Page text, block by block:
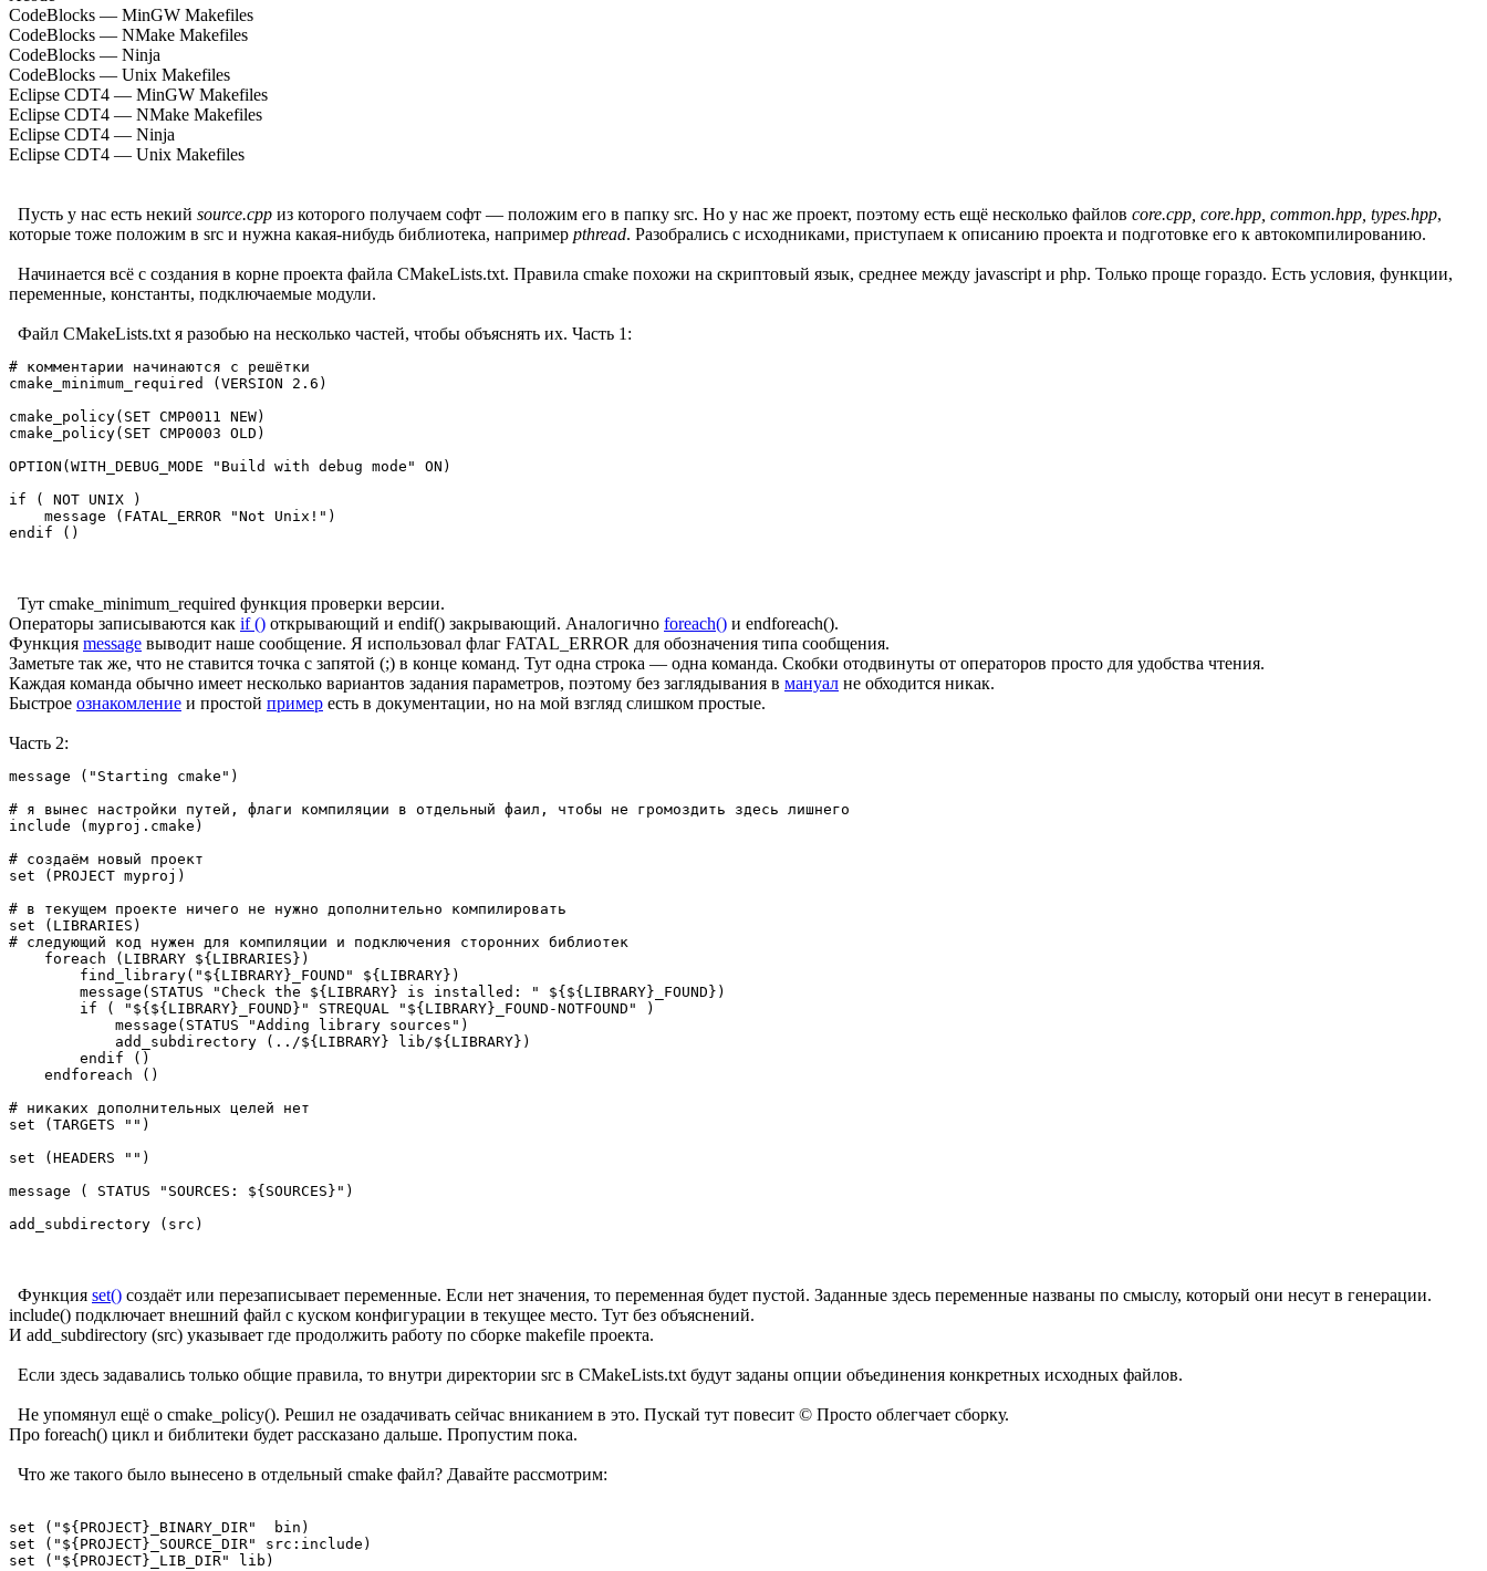
CodeBlocks — MinGW Makefiles
CodeBlocks — NMake Makefiles
CodeBlocks — Ninja
CodeBlocks — Unix Makefiles
Eclipse CDT4 — MinGW Makefiles
Eclipse CDT4 — NMake Makefiles
Eclipse CDT4 — Ninja
Eclipse CDT4 — Unix Makefiles
Пусть у нас есть некий source.cpp из которого получаем софт — положим его в папку src. Но у нас же проект, поэтому есть ещё несколько файлов core.cpp, core.hpp, common.hpp, types.hpp,
которые тоже положим в src и нужна какая-нибудь библиотека, например pthread. Разобрались с исходниками, приступаем к описанию проекта и подготовке его к автокомпилированию.
Начинается всё с создания в корне проекта файла CMakeLists.txt. Правила cmake похожи на скриптовый язык, среднее между javascript и php. Только проще гораздо. Есть условия, функции,
переменные, константы, подключаемые модули.
Файл CMakeLists.txt я разобью на несколько частей, чтобы объяснять их. Часть 1:
# комментарии начинаются с решётки
cmake_minimum_required (VERSION 2.6)
cmake_policy(SET CMP0011 NEW)
cmake_policy(SET CMP0003 OLD)
OPTION(WITH_DEBUG_MODE "Build with debug mode" ON)
if ( NOT UNIX )
    message (FATAL_ERROR "Not Unix!")
Тут cmake_minimum_required функция проверки версии.
Операторы записываются как if () открывающий и endif() закрывающий. Аналогично foreach() и endforeach().
Функция message выводит наше сообщение. Я использовал флаг FATAL_ERROR для обозначения типа сообщения.
Заметьте так же, что не ставится точка с запятой (;) в конце команд. Тут одна строка — одна команда. Скобки отодвинуты от операторов просто для удобства чтения.
Каждая команда обычно имеет несколько вариантов задания параметров, поэтому без заглядывания в мануал не обходится никак.
Быстрое ознакомление и простой пример есть в документации, но на мой взгляд слишком простые.
Часть 2:
message ("Starting cmake")
# я вынес настройки путей, флаги компиляции в отдельный фаил, чтобы не громоздить здесь лишнего
include (myproj.cmake)
# создаём новый проект
set (PROJECT myproj)
# в текущем проекте ничего не нужно дополнительно компилировать
set (LIBRARIES)
# следующий код нужен для компиляции и подключения сторонних библиотек
    foreach (LIBRARY ${LIBRARIES})
        find_library("${LIBRARY}_FOUND" ${LIBRARY})
        message(STATUS "Check the ${LIBRARY} is installed: " ${${LIBRARY}_FOUND})
        if ( "${${LIBRARY}_FOUND}" STREQUAL "${LIBRARY}_FOUND-NOTFOUND" )
            message(STATUS "Adding library sources")
            add_subdirectory (../${LIBRARY} lib/${LIBRARY})
        endif ()
    endforeach ()
# никаких дополнительных целей нет
set (TARGETS "")
set (HEADERS "")
message ( STATUS "SOURCES: ${SOURCES}")
Функция set() создаёт или перезаписывает переменные. Если нет значения, то переменная будет пустой. Заданные здесь переменные названы по смыслу, который они несут в генерации.
include() подключает внешний файл с куском конфигурации в текущее место. Тут без объяснений.
И add_subdirectory (src) указывает где продолжить работу по сборке makefile проекта.
Если здесь задавались только общие правила, то внутри директории src в CMakeLists.txt будут заданы опции объединения конкретных исходных файлов.
Не упомянул ещё о cmake_policy(). Решил не озадачивать сейчас вниканием в это. Пускай тут повесит © Просто облегчает сборку.
Про foreach() цикл и библитеки будет рассказано дальше. Пропустим пока.
Что же такого было вынесено в отдельный cmake файл? Давайте рассмотрим:
set ("${PROJECT}_BINARY_DIR"  bin)
set ("${PROJECT}_SOURCE_DIR" src:include)
set ("${PROJECT}_LIB_DIR" lib)